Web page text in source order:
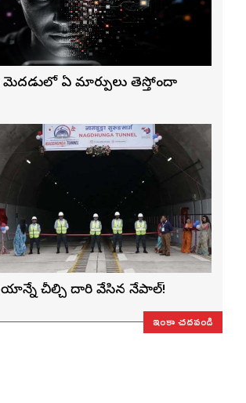
ఏ మార్పులు తెస్తోందా
చీల్చి దారి వేసిన నేపాల్!
ఇంకా చదవండి